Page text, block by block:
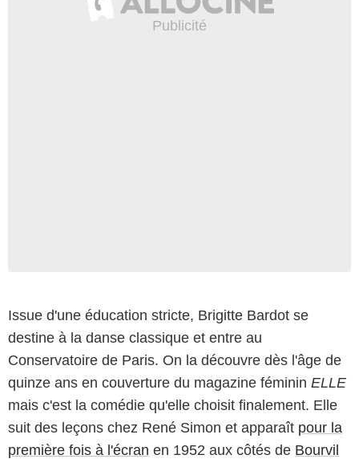
Issue d'une éducation stricte, Brigitte Bardot se
destine à la danse classique et entre au
Conservatoire de Paris. On la découvre dès l'âge de
quinze ans en couverture du magazine féminin ELLE
mais c'est la comédie qu'elle choisit finalement. Elle
suit des leçons chez René Simon et apparaît pour la
première fois à l'écran en 1952 aux côtés de Bourvil
Cocinor